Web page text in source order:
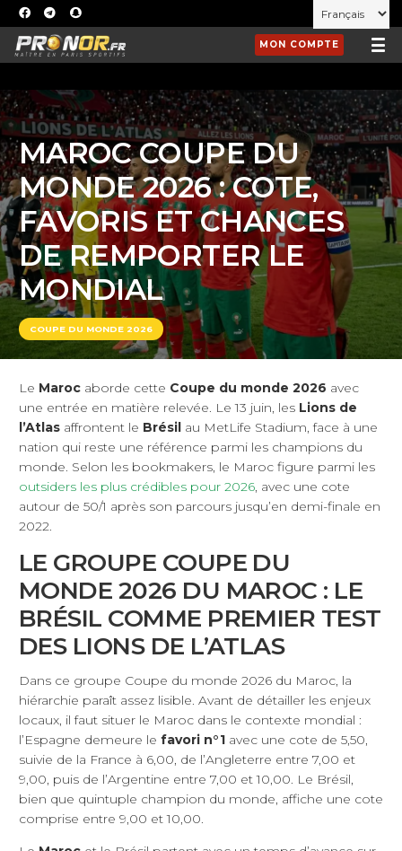
MON COMPTE
MAROC COUPE DU
MONDE 2026 : COTE,
FAVORIS ET CHANCES
DE REMPORTER LE
MONDIAL
COUPE DU MONDE 2026
Le Maroc aborde cette Coupe du monde 2026 avec
une entrée en matière relevée. Le 13 juin, les Lions de
l’Atlas affrontent le Brésil au MetLife Stadium, face à une
nation qui reste une référence parmi les champions du
monde. Selon les bookmakers, le Maroc figure parmi les
outsiders les plus crédibles pour 2026, avec une cote
autour de 50/1 après son parcours jusqu’en demi-finale en
2022.
LE GROUPE COUPE DU
MONDE 2026 DU MAROC : LE
BRÉSIL COMME PREMIER TEST
DES LIONS DE L’ATLAS
Dans ce groupe Coupe du monde 2026 du Maroc, la
hiérarchie paraît assez lisible. Avant de détailler les enjeux
locaux, il faut situer le Maroc dans le contexte mondial :
l’Espagne demeure le favori n°1 avec une cote de 5,50,
suivie de la France à 6,00, de l’Angleterre entre 7,00 et
9,00, puis de l’Argentine entre 7,00 et 10,00. Le Brésil,
bien que quintuple champion du monde, affiche une cote
comprise entre 9,00 et 10,00.